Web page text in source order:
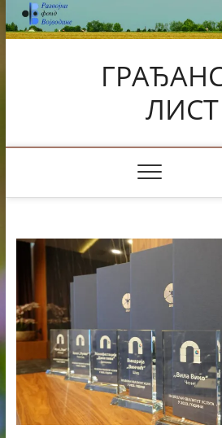
Skip
to
content
ЛИСТ